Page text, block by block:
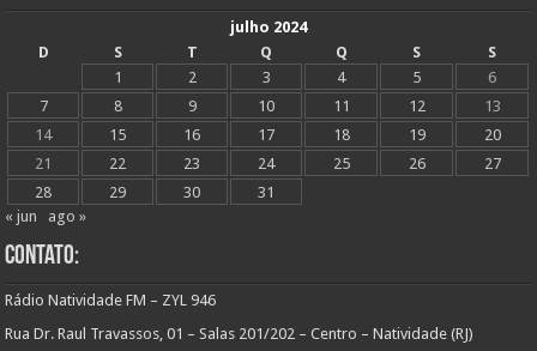
julho 2024
D
S T Q Q S
S
1
2 3 4 5
6
7
8 9 10 11 12
13
14
15 16 17 18 19
20
21
22 23 24 25 26
27
28
29 30
31
« jun
ago »
Contato:
Rádio Natividade FM – ZYL 946
Rua Dr. Raul Travassos, 01 – Salas 201/202 – Centro – Natividade (RJ)